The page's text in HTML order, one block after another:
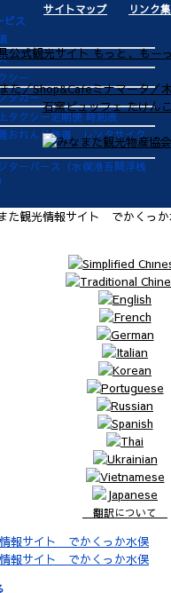
ビス
シー
タカー
タクシー定期便 時刻表
おれんじ鉄道 レンタサイク
ターバース（水俣港百間浮桟
サイトマップ
リンク集
た観光情報サイト でかくっ
翻訳について